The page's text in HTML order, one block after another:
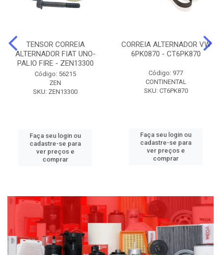
TENSOR CORREIA
ALTERNADOR FIAT UNO-
PALIO FIRE - ZEN13300
Código: 56215
ZEN
SKU: ZEN13300
Faça seu login ou
cadastre-se para
ver preços e
comprar
CORREIA ALTERNADOR VW
6PK0870 - CT6PK870
Código: 977
CONTINENTAL
SKU: CT6PK870
Faça seu login ou
cadastre-se para
ver preços e
comprar